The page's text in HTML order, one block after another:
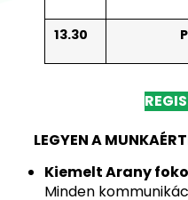
13.30
LEGYEN A
Kiemelt Arany
Minden